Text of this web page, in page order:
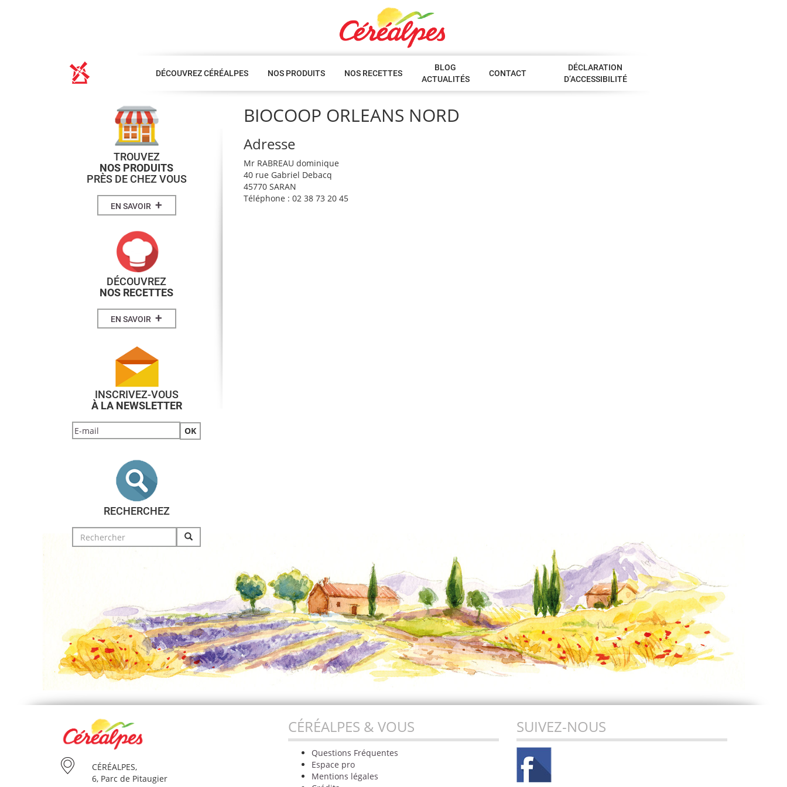
DÉCOUVREZ CÉRÉALPES NOS PRODUITS NOS RECETTES
BLOG
ACTUALITÉS
CONTACT
DÉCLARATION
D’ACCESSIBILITÉ
BIOCOOP ORLEANS NORD
Adresse
Mr RABREAU dominique
40 rue Gabriel Debacq
45770 SARAN
Téléphone : 02 38 73 20 45
TROUVEZ
NOS PRODUITS
PRÈS DE CHEZ VOUS
EN SAVOIR +
DÉCOUVREZ
NOS RECETTES
EN SAVOIR +
INSCRIVEZ-VOUS
À LA NEWSLETTER
RECHERCHEZ
Search
for:
CÉRÉALPES,
6, Parc de Pitaugier
CÉRÉALPES & VOUS
Questions Fréquentes
Espace pro
Mentions légales
SUIVEZ-NOUS